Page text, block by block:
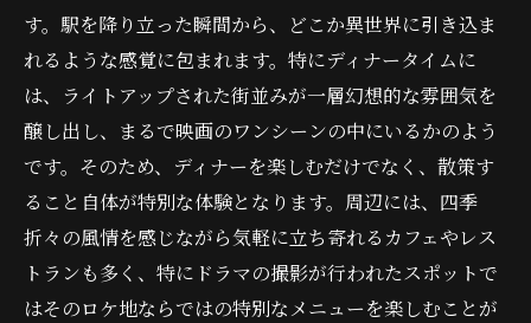
す。駅を降り立った瞬間から、どこか異世界に引き込ま
れるような感覚に包まれます。特にディナータイムに
は、ライトアップされた街並みが一層幻想的な雰囲気を
醸し出し、まるで映画のワンシーンの中にいるかのよう
です。そのため、ディナーを楽しむだけでなく、散策す
ること自体が特別な体験となります。周辺には、四季
折々の風情を感じながら気軽に立ち寄れるカフェやレス
トランも多く、特にドラマの撮影が行われたスポットで
はそのロケ地ならではの特別なメニューを楽しむことが